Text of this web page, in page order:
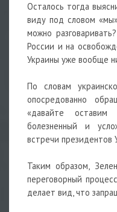
Осталось тогда
виду под словом
можно
России и на
Украины уже вообще
По словам
опосредованно
«давайте
болезненный и
встречи президентов
Таким образом,
переговорный
делает вид, что